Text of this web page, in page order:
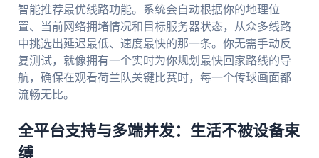
智能推荐最优线路功能。系统会自动根据你的地理位
置、当前网络拥堵情况和目标服务器状态，从众多线路
中挑选出延迟最低、速度最快的那一条。你无需手动反
复测试，就像拥有一个实时为你规划最快回家路线的导
航，确保在观看荷兰队关键比赛时，每一个传球画面都
流畅无比。
全平台支持与多端并发：生活不被设备束
缚